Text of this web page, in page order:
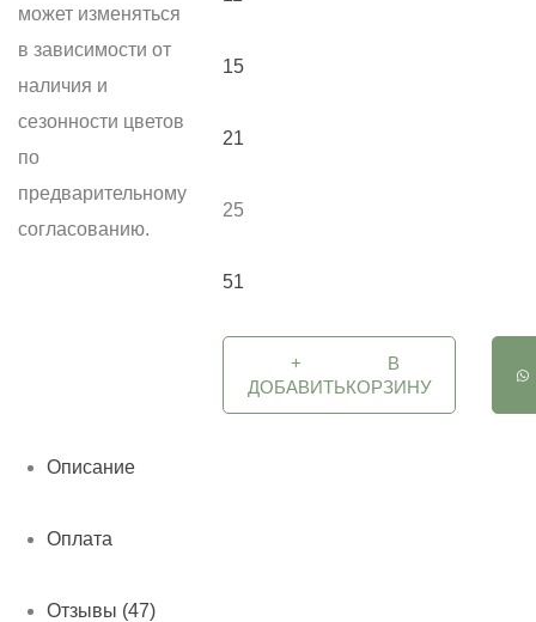
может изменяться
в зависимости от
наличия и
сезонности цветов
по
предварительному
согласованию.
15
21
25
51
+
ДОБАВИТЬ
В
КОРЗИНУ
Описание
Оплата
Отзывы (47)